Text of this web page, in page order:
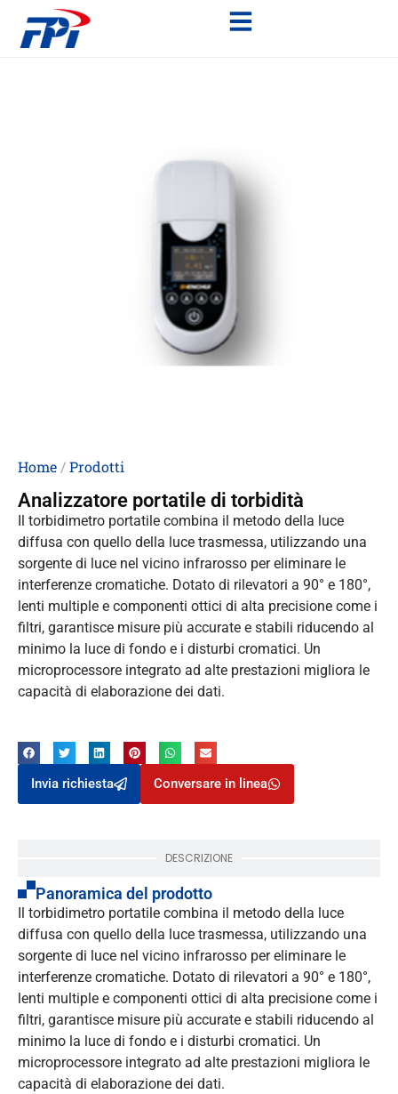
Home/Prodotti
Analizzatore portatile di torbidità
Il torbidimetro portatile combina il metodo della luce
diffusa con quello della luce trasmessa, utilizzando una
sorgente di luce nel vicino infrarosso per eliminare le
interferenze cromatiche. Dotato di rilevatori a 90° e 180°,
lenti multiple e componenti ottici di alta precisione come i
filtri, garantisce misure più accurate e stabili riducendo al
minimo la luce di fondo e i disturbi cromatici. Un
microprocessore integrato ad alte prestazioni migliora le
capacità di elaborazione dei dati.
Invia richiesta Conversare in linea
DESCRIZIONE
Panoramica del prodotto
Il torbidimetro portatile combina il metodo della luce
diffusa con quello della luce trasmessa, utilizzando una
sorgente di luce nel vicino infrarosso per eliminare le
interferenze cromatiche. Dotato di rilevatori a 90° e 180°,
lenti multiple e componenti ottici di alta precisione come i
filtri, garantisce misure più accurate e stabili riducendo al
minimo la luce di fondo e i disturbi cromatici. Un
microprocessore integrato ad alte prestazioni migliora le
capacità di elaborazione dei dati.